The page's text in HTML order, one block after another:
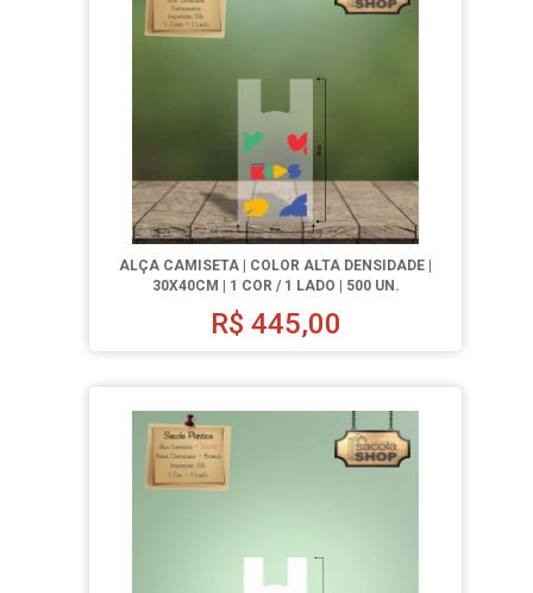
ALÇA CAMISETA | COLOR ALTA DENSIDADE |
30X40CM | 1 COR / 1 LADO | 500 UN.
R$ 445,00